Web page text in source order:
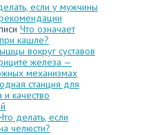
если у мужчины
Что означает
кашле?
вокруг суставов
железа —
механизмах
станция для
качество
делать, если
челюсти?